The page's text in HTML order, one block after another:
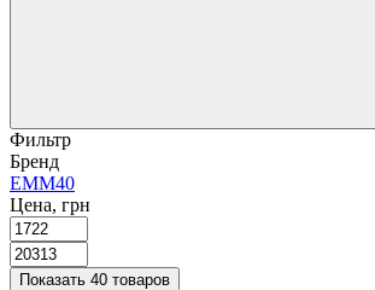
Фильтр
Бренд
ЕММ40
Цена, грн
Показать 40 товаров